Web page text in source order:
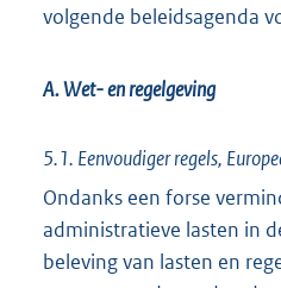
volgende beleidsagenda
A. Wet- en regelgeving
5.1. Eenvoudiger regels,
Ondanks een forse
administratieve lasten in
beleving van lasten en